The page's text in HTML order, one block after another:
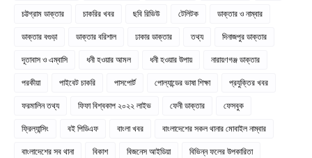
চট্টগ্রাম ডাক্তার
চাকরির খবর ছবি রিভিউ টেলিটক
ডাক্তার ও নাম্বার
ডাক্তার বগুড়া
ডাক্তার বরিশাল ঢাকার ডাক্তার তথ্য
দিনাজপুর ডাক্তার
দূতাবাস ও এম্বাসি
ধনী হওয়ার আমল ধনী হওয়ার উপায়
নারায়ণগঞ্জ ডাক্তার
পরকীয়া
পাইবেট চাকরি পাসপোর্ট পোল্যান্ডের ভাষা শিক্ষা
প্রযুক্তির খবর
ফরমালিন তথ্য
ফিফা বিশ্বকাপ ২০২২ লাইভ ফেনী ডাক্তার
ফেসবুক
ফ্রিল্যান্সিং
বই পিডিএফ বাংলা খবর
বাংলাদেশের সকল থানার মোবাইল নাম্বার
বাংলাদেশের সব থানা
বিকাশ বিজনেস আইডিয়া
বিভিন্ন ফলের উপকারিতা